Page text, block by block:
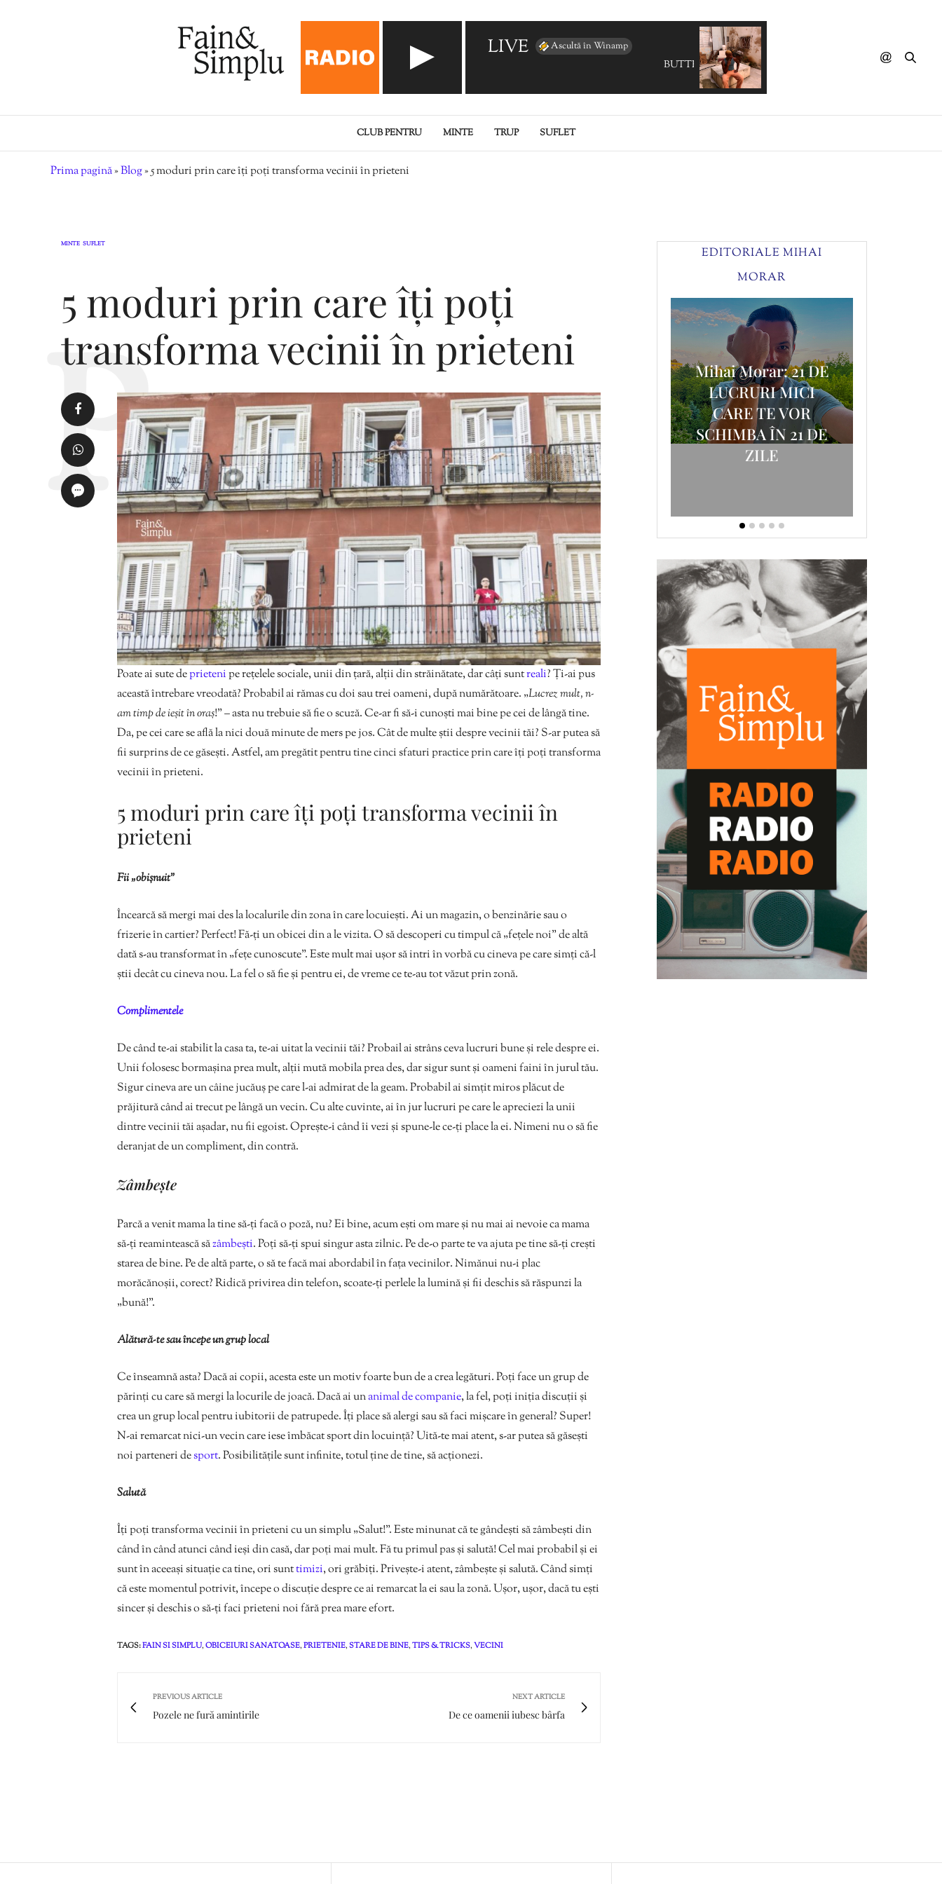
LIVE Ascultă în Winamp
BUTTER BATH - My Love (JERMANGO DREAMING)
CLUB PENTRU MINTE TRUP SUFLET
Prima pagină»Blog»5 moduri prin care îți poți transforma vecinii în prieteni
MINTE SUFLET
5 moduri prin care îți poți
transforma vecinii în prieteni
Poate ai sute deprietenipe rețelele sociale, unii din țară, alții din străinătate, dar câți suntreali? Ți-ai pus
această întrebare vreodată? Probabil ai rămas cu doi sau trei oameni, după numărătoare. „Lucrez mult, n-
am timp de ieșit în oraș!” – asta nu trebuie să fie o scuză. Ce-ar fi să-i cunoști mai bine pe cei de lângă tine.
Da, pe cei care se află la nici două minute de mers pe jos. Cât de multe știi despre vecinii tăi? S-ar putea să
fii surprins de ce găsești. Astfel, am pregătit pentru tine cinci sfaturi practice prin care îți poți transforma
vecinii în prieteni.
5 moduri prin care îți poți transforma vecinii în
prieteni
Fii „obișnuit”
Încearcă să mergi mai des la localurile din zona în care locuiești. Ai un magazin, o benzinărie sau o
frizerie în cartier? Perfect! Fă-ți un obicei din a le vizita. O să descoperi cu timpul că „fețele noi” de altă
dată s-au transformat în „fețe cunoscute”. Este mult mai ușor să intri în vorbă cu cineva pe care simți că-l
știi decât cu cineva nou. La fel o să fie și pentru ei, de vreme ce te-au tot văzut prin zonă.
Complimentele
De când te-ai stabilit la casa ta, te-ai uitat la vecinii tăi? Probail ai strâns ceva lucruri bune și rele despre ei.
Unii folosesc bormașina prea mult, alții mută mobila prea des, dar sigur sunt și oameni faini în jurul tău.
Sigur cineva are un câine jucăuș pe care l-ai admirat de la geam. Probabil ai simțit miros plăcut de
prăjitură când ai trecut pe lângă un vecin. Cu alte cuvinte, ai în jur lucruri pe care le apreciezi la unii
dintre vecinii tăi așadar, nu fii egoist. Oprește-i când îi vezi și spune-le ce-ți place la ei. Nimeni nu o să fie
deranjat de un compliment, din contră.
Zâmbește
Parcă a venit mama la tine să-ți facă o poză, nu? Ei bine, acum ești om mare și nu mai ai nevoie ca mama
să-ți reamintească săzâmbești. Poți să-ți spui singur asta zilnic. Pe de-o parte te va ajuta pe tine să-ți crești
starea de bine. Pe de altă parte, o să te facă mai abordabil în fața vecinilor. Nimănui nu-i plac
morăcănoșii, corect? Ridică privirea din telefon, scoate-ți perlele la lumină și fii deschis să răspunzi la
„bună!”.
Alătură-te sau începe un grup local
Ce înseamnă asta? Dacă ai copii, acesta este un motiv foarte bun de a crea legături. Poți face un grup de
părinți cu care să mergi la locurile de joacă. Dacă ai unanimal de companie, la fel, poți iniția discuții și
crea un grup local pentru iubitorii de patrupede. Îți place să alergi sau să faci mișcare în general? Super!
N-ai remarcat nici-un vecin care iese îmbăcat sport din locuință? Uită-te mai atent, s-ar putea să găsești
noi parteneri desport. Posibilitățile sunt infinite, totul ține de tine, să acționezi.
Salută
Îți poți transforma vecinii în prieteni cu un simplu „Salut!”. Este minunat că te gândești să zâmbești din
când în când atunci când ieși din casă, dar poți mai mult. Fă tu primul pas și salută! Cel mai probabil și ei
sunt în aceeași situație ca tine, ori sunttimizi, ori grăbiți. Privește-i atent, zâmbește și salută. Când simți
că este momentul potrivit, începe o discuție despre ce ai remarcat la ei sau la zonă. Ușor, ușor, dacă tu ești
sincer și deschis o să-ți faci prieteni noi fără prea mare efort.
TAGS:FAIN SI SIMPLU,OBICEIURI SANATOASE,PRIETENIE,STARE DE BINE,TIPS & TRICKS,VECINI
PREVIOUS ARTICLE
Pozele ne fură amintirile
NEXT ARTICLE
De ce oamenii iubesc bârfa
EDITORIALE MIHAI
MORAR
Morar: CUM L-AM
SALVAT PE FĂT-
FRUMOS
Mihai Morar: 21 DE
LUCRURI MICI
CARE TE VOR
SCHIMBA ÎN 21 DE
ZILE